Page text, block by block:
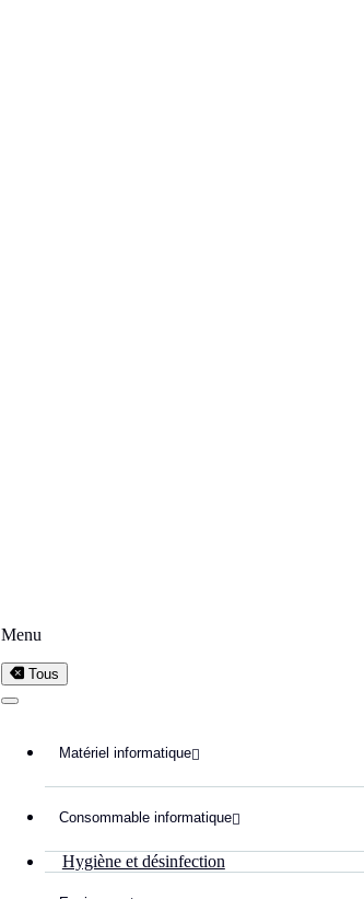
Menu
Tous
Matériel informatique
Consommable informatique
Hygiène et désinfection